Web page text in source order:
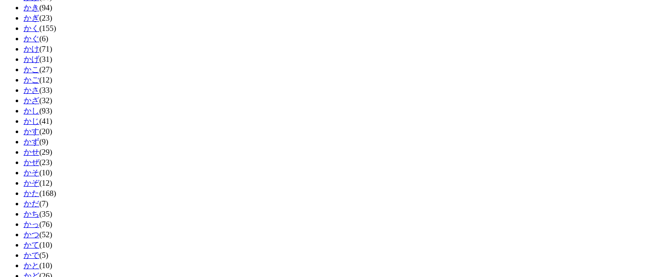
かき(94)
かぎ(23)
かく (155)
かぐ(6)
かけ(71)
かげ(31)
かこ (27)
かご(12)
かさ(33)
かざ(32)
かし(93)
かじ(41)
かす(20)
かず(9)
かせ(29)
かぜ(23)
かそ(10)
かぞ(12)
かた(168)
かだ(7)
かち(35)
かっ(76)
かつ(52)
かて(10)
かで(5)
かと(10)